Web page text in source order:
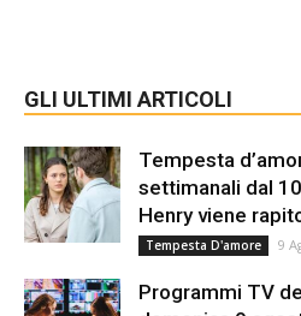
GLI ULTIMI ARTICOLI
Tempesta
settimanali dal
Henry viene
Tempesta D'amore 9
Programmi TV